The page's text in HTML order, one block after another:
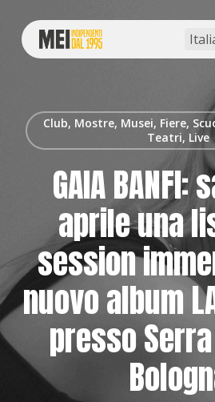
main
Club, Mostre, Musei, Fiere,
Teatri, Live
GAIA BANFI:
aprile una
session
nuovo album
presso